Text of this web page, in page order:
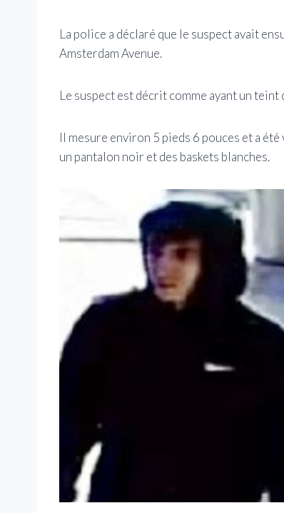
La police a déclaré que le suspect avait
Amsterdam Avenue.
Le suspect est décrit comme ayant un
Il mesure environ 5 pieds 6 pouces et a
un pantalon noir et des baskets blanches.